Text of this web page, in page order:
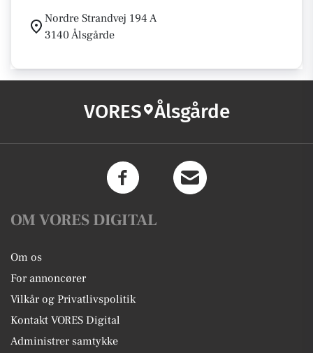
Nordre Strandvej 194 A
3140 Ålsgårde
VORES Ålsgårde
OM VORES DIGITAL
Om os
For annoncører
Vilkår og Privatlivspolitik
Kontakt VORES Digital
Administrer samtykke